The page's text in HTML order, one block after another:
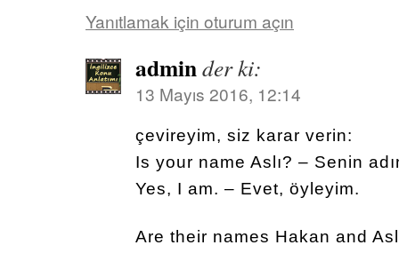
Yanıtlamak için oturum açın
adminder ki:
13 Mayıs 2016, 12:14
çevireyim, siz karar verin:
Is your name Aslı? – Senin
Yes, I am. – Evet, öyleyim.
Are their names Hakan and